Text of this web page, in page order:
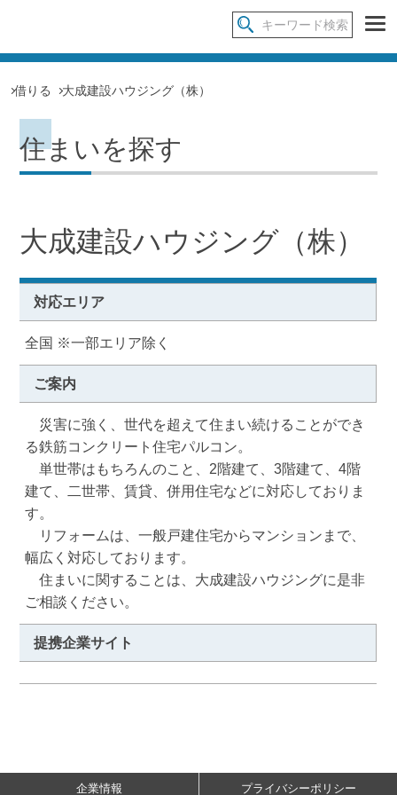
借りる 大成建設ハウジング（株）
住まいを探す
大成建設ハウジング（株）
対応エリア
全国 ※一部エリア除く
ご案内
災害に強く、世代を超えて住まい続けることができ
る鉄筋コンクリート住宅パルコン。
単世帯はもちろんのこと、2階建て、3階建て、4階
建て、二世帯、賃貸、併用住宅などに対応しておりま
す。
リフォームは、一般戸建住宅からマンションまで、
幅広く対応しております。
住まいに関することは、大成建設ハウジングに是非
ご相談ください。
提携企業サイト
企業情報 プライバシーポリシー